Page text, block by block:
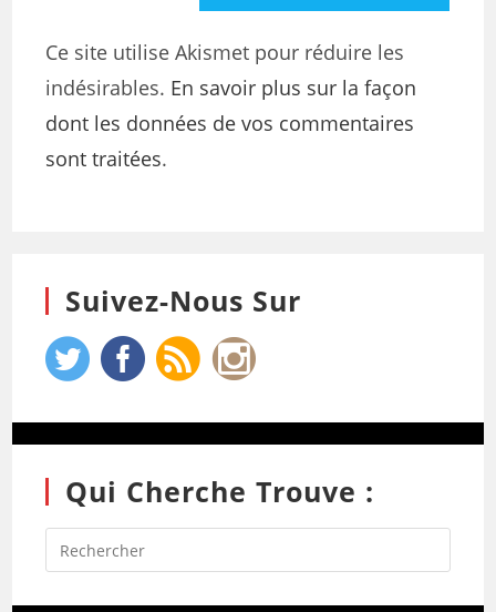
Ce site utilise Akismet pour réduire les
indésirables. En savoir plus sur la façon
dont les données de vos commentaires
sont traitées.
Suivez-Nous Sur
Qui Cherche Trouve :